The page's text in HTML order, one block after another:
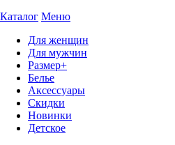
Каталог Меню
Для женщин
Для мужчин
Размер+
Белье
Аксессуары
Скидки
Новинки
Детское